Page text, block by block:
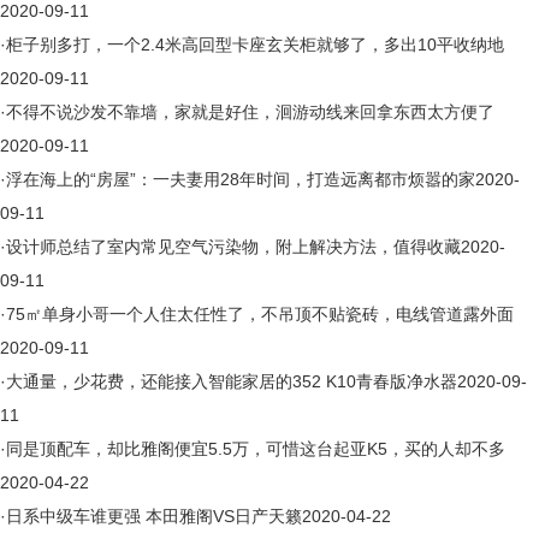
2020-09-11
·柜子别多打，一个2.4米高回型卡座玄关柜就够了，多出10平收纳地
2020-09-11
·不得不说沙发不靠墙，家就是好住，洄游动线来回拿东西太方便了
2020-09-11
·浮在海上的“房屋”：一夫妻用28年时间，打造远离都市烦嚣的家2020-
09-11
·设计师总结了室内常见空气污染物，附上解决方法，值得收藏2020-
09-11
·75㎡单身小哥一个人住太任性了，不吊顶不贴瓷砖，电线管道露外面
2020-09-11
·大通量，少花费，还能接入智能家居的352 K10青春版净水器2020-09-
11
·同是顶配车，却比雅阁便宜5.5万，可惜这台起亚K5，买的人却不多
2020-04-22
· 日系中级车谁更强 本田雅阁VS日产天籁2020-04-22